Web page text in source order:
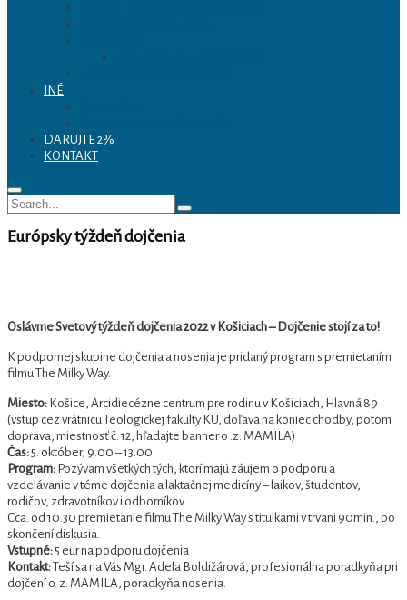
pre rodinu v Košiciach
INÉ
DARUJTE 2%
KONTAKT
Search
for:
Search
Európsky týždeň dojčenia
Oslávme Svetový týždeň dojčenia 2022 v Košiciach – Dojčenie stojí za to!
K podpornej skupine dojčenia a nosenia je pridaný program s premietaním
filmu The Milky Way.
Miesto: Košice, Arcidiecézne centrum pre rodinu v Košiciach, Hlavná 89
(vstup cez vrátnicu Teologickej fakulty KU, doľava na koniec chodby, potom
doprava, miestnosť č. 12, hľadajte banner o .z. MAMILA)
Čas:5. október, 9.00 – 13.00
Program: Pozývam všetkých tých, ktorí majú záujem o podporu a
vzdelávanie v téme dojčenia a laktačnej medicíny – laikov, študentov,
rodičov, zdravotníkov i odborníkov …
Cca. od 10.30 premietanie filmu The Milky Way s titulkami v trvani 90min., po
skončení diskusia.
Vstupné:5 eur na podporu dojčenia
Kontakt:Teší sa na Vás Mgr. Adela Boldižárová, profesionálna poradkyňa pri
dojčení o. z. MAMILA, poradkyňa nosenia.